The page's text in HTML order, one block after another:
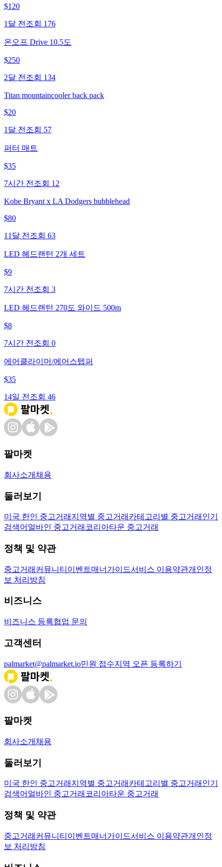
$120
1달 전 조회 176
온오프 Drive 10.5도
$250
2달 전 조회 134
Titan mountaincooler back pack
$20
1달 전 조회 57
퍼터 매트
$35
7시간 전 조회 12
Kobe Bryant x LA Dodgers bubblehead
$80
11달 전 조회 63
LED 헤드랜턴 2개 세트
$9
7시간 전 조회 3
LED 헤드랜턴 270도 와이드 500m
$8
7시간 전 조회 0
에어클라이머/에어스텝퍼
$35
14일 전 조회 46
팔마켓
회사소개 채용
둘러보기
미국 한인 중고거래 지역별 중고거래 카테고리별 중고거래 인기
검색어 얼바인 중고거래 코리아타운 중고거래
정책 및 약관
중고거래 커뮤니티 이벤트매너가이드서비스 이용약관개인정
보 처리방침
비즈니스
비즈니스 등록협업 문의
고객센터
palmarket@palmarket.io민원 접수지역 오픈 등록하기
팔마켓
회사소개 채용
둘러보기
미국 한인 중고거래 지역별 중고거래 카테고리별 중고거래 인기
검색어 얼바인 중고거래 코리아타운 중고거래
정책 및 약관
중고거래 커뮤니티 이벤트매너가이드서비스 이용약관개인정
보 처리방침